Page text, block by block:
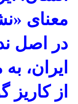
معنای
در اصل
ایران،
از کاریز